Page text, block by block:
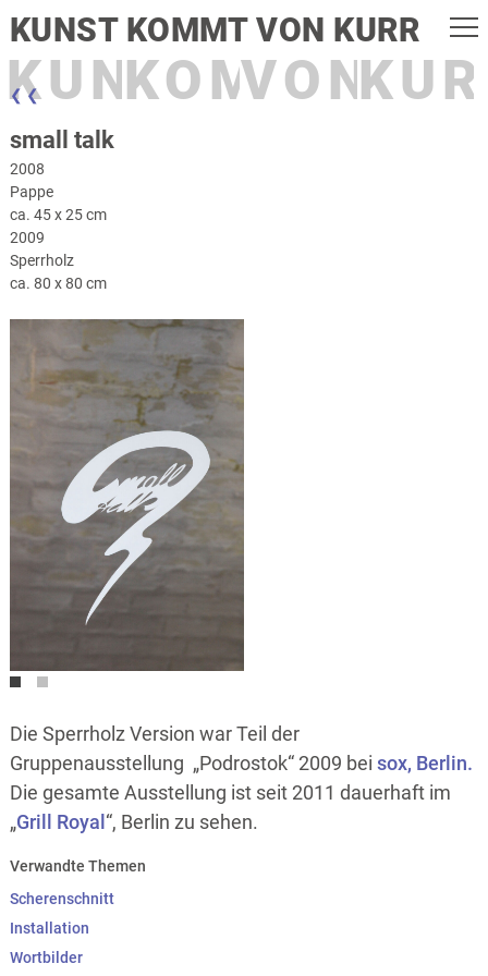
KUNST KOMMT VON KURR
KUNSTKOMMT
VON
❮ ❮
small talk
2008
Pappe
ca. 45 x 25 cm
2009
Sperrholz
ca. 80 x 80 cm
Die Sperrholz Version war Teil der
Gruppenausstellung „Podrostok“ 2009 bei sox, Berlin.
Die gesamte Ausstellung ist seit 2011 dauerhaft im
„Grill Royal“, Berlin zu sehen.
Verwandte Themen
Scherenschnitt
Installation
Wortbilder